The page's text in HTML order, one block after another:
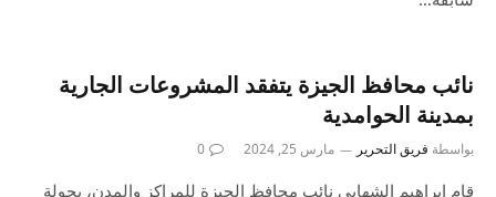
نائب محافظ الجيزة يتفقد المشروعات الجارية
بمدينة الحوامدية
بواسطة فريق التحرير مارس 25, 2024 0
قام إبراهيم الشهابي نائب محافظ الجيزة للمراكز والمدن، بجولة